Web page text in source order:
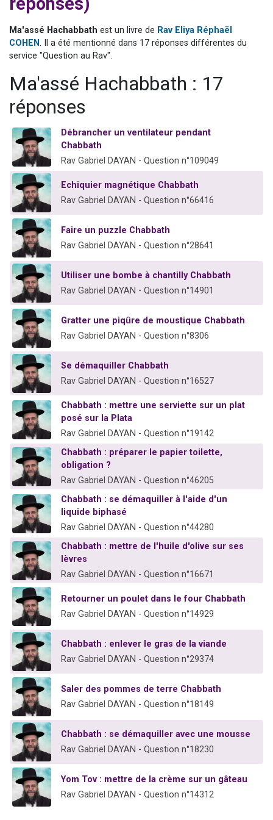
Ariel vient de donner son Maasser
Il reste 49 places pour étudier en groupe sur Zoom
Nathaniel vient de donner son Maasser
Ma'assé Hachabbath est un livre de Rav Eliya Réphaël
COHEN. Il a été mentionné dans 17 réponses différentes du
service "Question au Rav".
Ma'assé Hachabbath : 17
réponses
Débrancher un ventilateur pendant
Chabbath
Rav Gabriel DAYAN - Question n°109049
Echiquier magnétique Chabbath
Rav Gabriel DAYAN - Question n°66416
Faire un puzzle Chabbath
Rav Gabriel DAYAN - Question n°28641
Utiliser une bombe à chantilly Chabbath
Rav Gabriel DAYAN - Question n°14901
Gratter une piqûre de moustique Chabbath
Rav Gabriel DAYAN - Question n°8306
Se démaquiller Chabbath
Rav Gabriel DAYAN - Question n°16527
Chabbath : mettre une serviette sur un plat
posé sur la Plata
Rav Gabriel DAYAN - Question n°19142
Chabbath : préparer le papier toilette,
obligation ?
Rav Gabriel DAYAN - Question n°46205
Chabbath : se démaquiller à l'aide d'un
liquide biphasé
Rav Gabriel DAYAN - Question n°44280
Chabbath : mettre de l'huile d'olive sur ses
lèvres
Rav Gabriel DAYAN - Question n°16671
Retourner un poulet dans le four Chabbath
Rav Gabriel DAYAN - Question n°14929
Chabbath : enlever le gras de la viande
Rav Gabriel DAYAN - Question n°29374
Saler des pommes de terre Chabbath
Rav Gabriel DAYAN - Question n°18149
Chabbath : se démaquiller avec une mousse
Rav Gabriel DAYAN - Question n°18230
Yom Tov : mettre de la crème sur un gâteau
Rav Gabriel DAYAN - Question n°14312